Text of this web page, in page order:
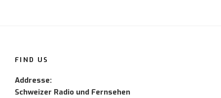
FIND US
Addresse:
Schweizer Radio und Fernsehen